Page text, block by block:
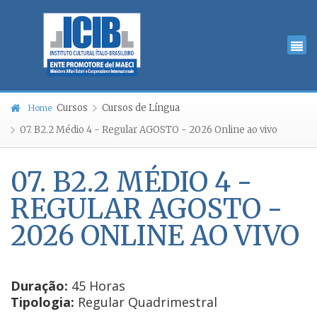
Home Cursos
Cursos de Língua
07. B2.2 Médio 4 - Regular AGOSTO - 2026 Online ao vivo
07. B2.2 MÉDIO 4 -
REGULAR AGOSTO -
2026 ONLINE AO VIVO
Duração: 45 Horas
Tipologia: Regular Quadrimestral